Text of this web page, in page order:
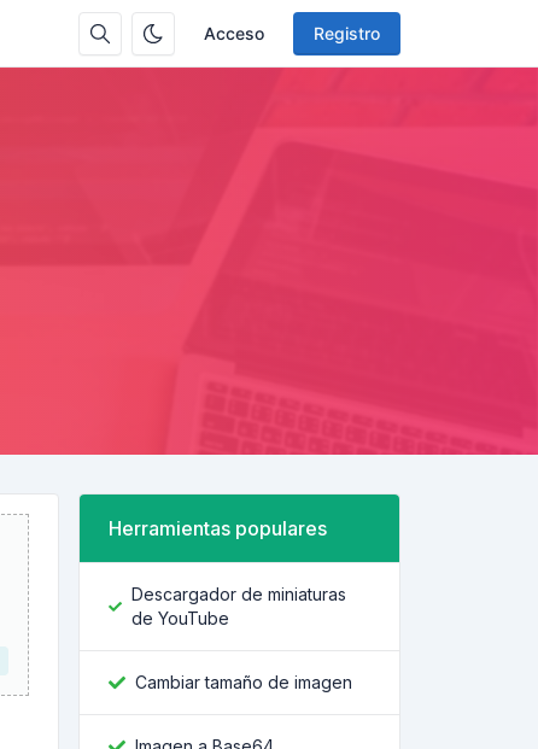
Acceso Registro
Herramientas populares
Descargador de miniaturas
de YouTube
Cambiar tamaño de imagen